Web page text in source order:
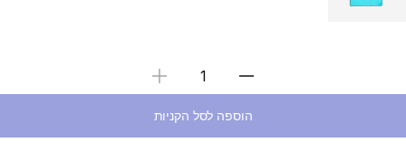
בחירת כמות
הוספה לסל הקניות